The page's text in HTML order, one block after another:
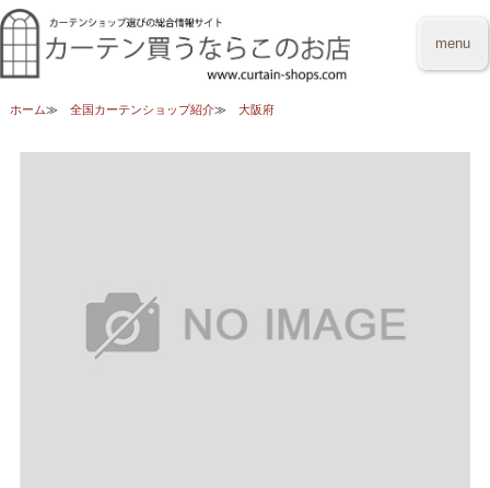
menu
ホーム 全国カーテンショップ紹介 大阪府